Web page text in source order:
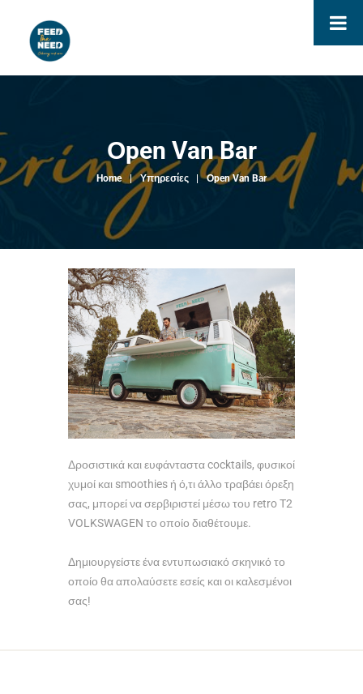
Οpen Van Bar
Home Υπηρεσίες Οpen Van Bar
Δροσιστικά και ευφάνταστα cocktails, φυσικοί
χυμοί και smoothies ή ό,τι άλλο τραβάει όρεξη
σας, μπορεί να σερβιριστεί μέσω του retro T2
VOLKSWAGEN το οποίο διαθέτουμε.
Δημιουργείστε ένα εντυπωσιακό σκηνικό το
οποίο θα απολαύσετε εσείς και οι καλεσμένοι
σας!